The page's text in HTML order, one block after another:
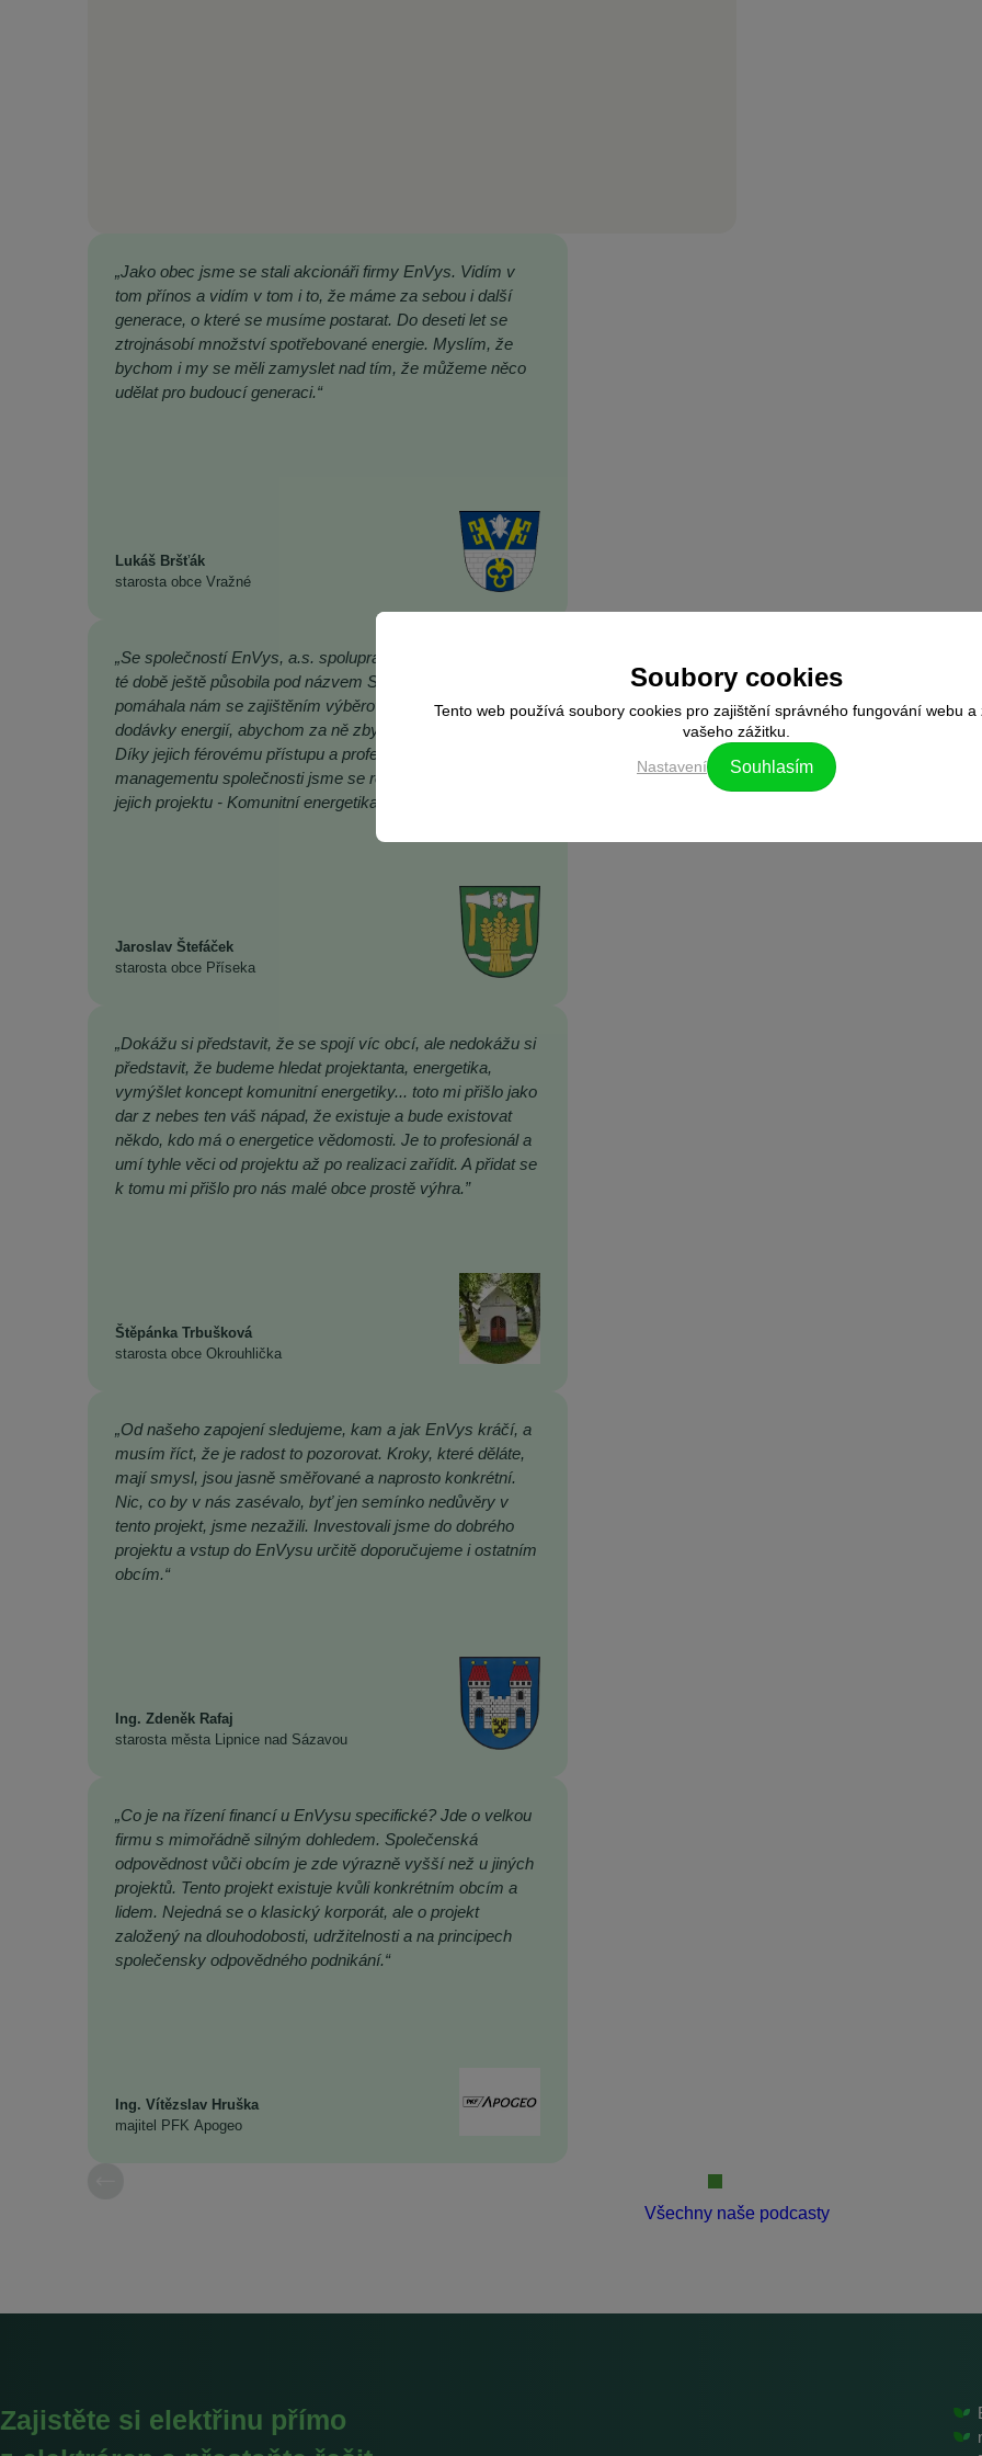
„Jako obec jsme se stali akcionáři firmy EnVys. Vidím v
tom přínos a vidím v tom i to, že máme za sebou i další
generace, o které se musíme postarat. Do deseti let se
ztrojnásobí množství spotřebované energie. Myslím, že
bychom i my se měli zamyslet nad tím, že můžeme něco
udělat pro budoucí generaci.“
Lukáš Bršťák
starosta obce Vražné
„Se společností EnVys, a.s. spolupracujeme již řadu let. V
té době ještě působila pod názvem SFORP s.r.o. a
pomáhala nám se zajištěním výběrových řízení na
dodávky energií, abychom za ně zbytečně nepřepláceli.
Díky jejich férovému přístupu a profesionality
managementu společnosti jsme se rozhodli zapojit také do
jejich projektu - Komunitní energetika EnVys.”
Jaroslav Štefáček
starosta obce Příseka
„Dokážu si představit, že se spojí víc obcí, ale nedokážu si
představit, že budeme hledat projektanta, energetika,
vymýšlet koncept komunitní energetiky... toto mi přišlo jako
dar z nebes ten váš nápad, že existuje a bude existovat
někdo, kdo má o energetice vědomosti. Je to profesionál a
umí tyhle věci od projektu až po realizaci zařídit. A přidat se
k tomu mi přišlo pro nás malé obce prostě výhra.”
Štěpánka Trbušková
starosta obce Okrouhlička
„Od našeho zapojení sledujeme, kam a jak EnVys kráčí, a
musím říct, že je radost to pozorovat. Kroky, které děláte,
mají smysl, jsou jasně směřované a naprosto konkrétní.
Nic, co by v nás zasévalo, byť jen semínko nedůvěry v
tento projekt, jsme nezažili. Investovali jsme do dobrého
projektu a vstup do EnVysu určitě doporučujeme i ostatním
obcím.“
Ing. Zdeněk Rafaj
starosta města Lipnice nad Sázavou
„Co je na řízení financí u EnVysu specifické? Jde o velkou
firmu s mimořádně silným dohledem. Společenská
odpovědnost vůči obcím je zde výrazně vyšší než u jiných
projektů. Tento projekt existuje kvůli konkrétním obcím a
lidem. Nejedná se o klasický korporát, ale o projekt
založený na dlouhodobosti, udržitelnosti a na principech
společensky odpovědného podnikání.“
Ing. Vítězslav Hruška
majitel PFK Apogeo
Všechny naše podcasty
Soubory cookies
Tento web používá soubory cookies pro zajištění správného fungování webu a
vašeho zážitku.
Nastavení Souhlasím
Zajistěte si elektřinu přímo